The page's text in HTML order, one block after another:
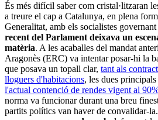
És més difícil saber com cristal·litzaran
a treure el cap a Catalunya, en plena
Generalitat, amb els socialistes
recent del Parlament deixava un
matèria. A les acaballes del mandat
Aragonès (ERC) va intentar posar-hi la
que posava un topall clar, tant als
lloguers d'habitacions, les dues
l'actual contenció de rendes vigent al
norma va funcionar durant una breu
partits polítics van haver de convalidar-